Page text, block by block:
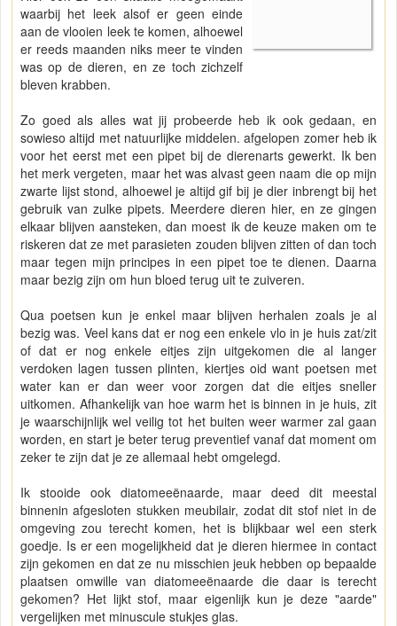
waarbij het leek alsof er geen einde
aan de vlooien leek te komen, alhoewel
er reeds maanden niks meer te vinden
was op de dieren, en ze toch zichzelf
bleven krabben.
Zo goed als alles wat jij probeerde heb ik ook gedaan, en
sowieso altijd met natuurlijke middelen. afgelopen zomer heb ik
voor het eerst met een pipet bij de dierenarts gewerkt. Ik ben
het merk vergeten, maar het was alvast geen naam die op mijn
zwarte lijst stond, alhoewel je altijd gif bij je dier inbrengt bij het
gebruik van zulke pipets. Meerdere dieren hier, en ze gingen
elkaar blijven aansteken, dan moest ik de keuze maken om te
riskeren dat ze met parasieten zouden blijven zitten of dan toch
maar tegen mijn principes in een pipet toe te dienen. Daarna
maar bezig zijn om hun bloed terug uit te zuiveren.
Qua poetsen kun je enkel maar blijven herhalen zoals je al
bezig was. Veel kans dat er nog een enkele vlo in je huis zat/zit
of dat er nog enkele eitjes zijn uitgekomen die al langer
verdoken lagen tussen plinten, kiertjes oid want poetsen met
water kan er dan weer voor zorgen dat die eitjes sneller
uitkomen. Afhankelijk van hoe warm het is binnen in je huis, zit
je waarschijnlijk wel veilig tot het buiten weer warmer zal gaan
worden, en start je beter terug preventief vanaf dat moment om
zeker te zijn dat je ze allemaal hebt omgelegd.
Ik stooide ook diatomeeënaarde, maar deed dit meestal
binnenin afgesloten stukken meubilair, zodat dit stof niet in de
omgeving zou terecht komen, het is blijkbaar wel een sterk
goedje. Is er een mogelijkheid dat je dieren hiermee in contact
zijn gekomen en dat ze nu misschien jeuk hebben op bepaalde
plaatsen omwille van diatomeeënaarde die daar is terecht
gekomen? Het lijkt stof, maar eigenlijk kun je deze "aarde"
vergelijken met minuscule stukjes glas.